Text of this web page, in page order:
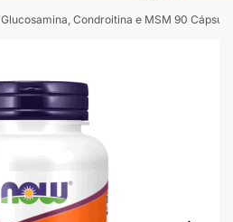
Glucosamina, Condroitina e MSM 90